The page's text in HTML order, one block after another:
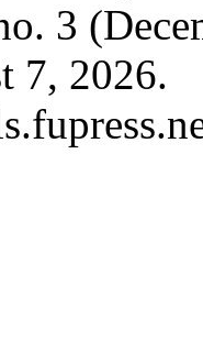
3
7, 2026.